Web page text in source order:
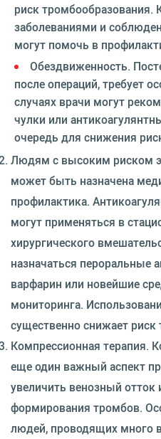
риск тромбообразования.
заболеваниями и
могут помочь в
Обездвиженность.
после операций, требует
случаях врачи могут
чулки или
очередь для снижения
Людям с высоким риском
может быть назначена
профилактика.
могут применяться в
хирургического
назначаться пероральные
варфарин или новейшие
мониторинга.
существенно снижает
Компрессионная терапия.
еще один важный аспект
увеличить венозный
формирования тромбов.
людей, проводящих много